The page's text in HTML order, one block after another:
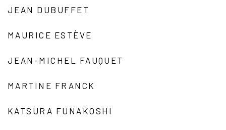
JEAN DUBUFFET
MAURICE ESTÈVE
JEAN-MICHEL FAUQUET
MARTINE FRANCK
KATSURA FUNAKOSHI